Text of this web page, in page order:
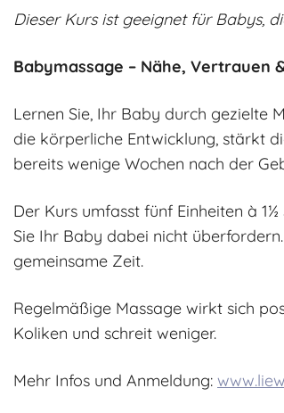
Dieser Kurs ist geeignet für Babys,
Babymassage – Nähe, Vertrauen
Lernen Sie, Ihr Baby durch gezielte
die körperliche Entwicklung, stärkt
bereits wenige Wochen nach der
Der Kurs umfasst fünf Einheiten à
Sie Ihr Baby dabei nicht
gemeinsame Zeit.
Regelmäßige Massage wirkt sich
Koliken und schreit weniger.
Mehr Infos und Anmeldung: